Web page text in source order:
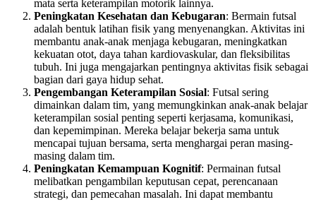
mata serta keterampilan motorik lainnya.
Peningkatan Kesehatan dan Kebugaran: Bermain futsal
adalah bentuk latihan fisik yang menyenangkan. Aktivitas ini
membantu anak-anak menjaga kebugaran, meningkatkan
kekuatan otot, daya tahan kardiovaskular, dan fleksibilitas
tubuh. Ini juga mengajarkan pentingnya aktivitas fisik sebagai
bagian dari gaya hidup sehat.
Pengembangan Keterampilan Sosial: Futsal sering
dimainkan dalam tim, yang memungkinkan anak-anak belajar
keterampilan sosial penting seperti kerjasama, komunikasi,
dan kepemimpinan. Mereka belajar bekerja sama untuk
mencapai tujuan bersama, serta menghargai peran masing-
masing dalam tim.
Peningkatan Kemampuan Kognitif: Permainan futsal
melibatkan pengambilan keputusan cepat, perencanaan
strategi, dan pemecahan masalah. Ini dapat membantu